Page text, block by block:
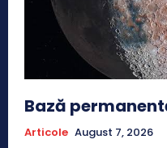
Bază
Articole August 7, 2026